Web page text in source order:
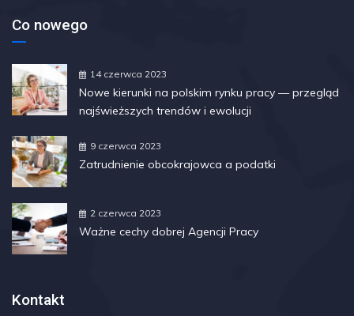
Co nowego
14 czerwca 2023
Nowe kierunki na polskim rynku pracy — przegląd
najświeższych trendów i ewolucji
9 czerwca 2023
Zatrudnienie obcokrajowca a podatki
2 czerwca 2023
Ważne cechy dobrej Agencji Pracy
Kontakt